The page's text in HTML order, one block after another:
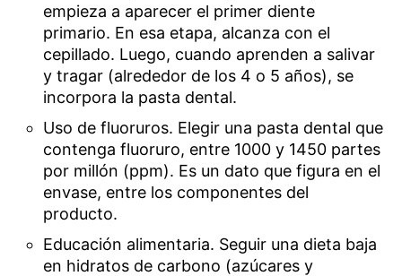
empieza a aparecer el primer diente
primario. En esa etapa, alcanza con el
cepillado. Luego, cuando aprenden a salivar
y tragar (alrededor de los 4 o 5 años), se
incorpora la pasta dental.
​Uso de fluoruros. Elegir una pasta dental que
contenga fluoruro, entre 1000 y 1450 partes
por millón (ppm). Es un dato que figura en el
envase, entre los componentes del
producto.
Educación alimentaria. Seguir una dieta baja
en hidratos de carbono (azúcares y